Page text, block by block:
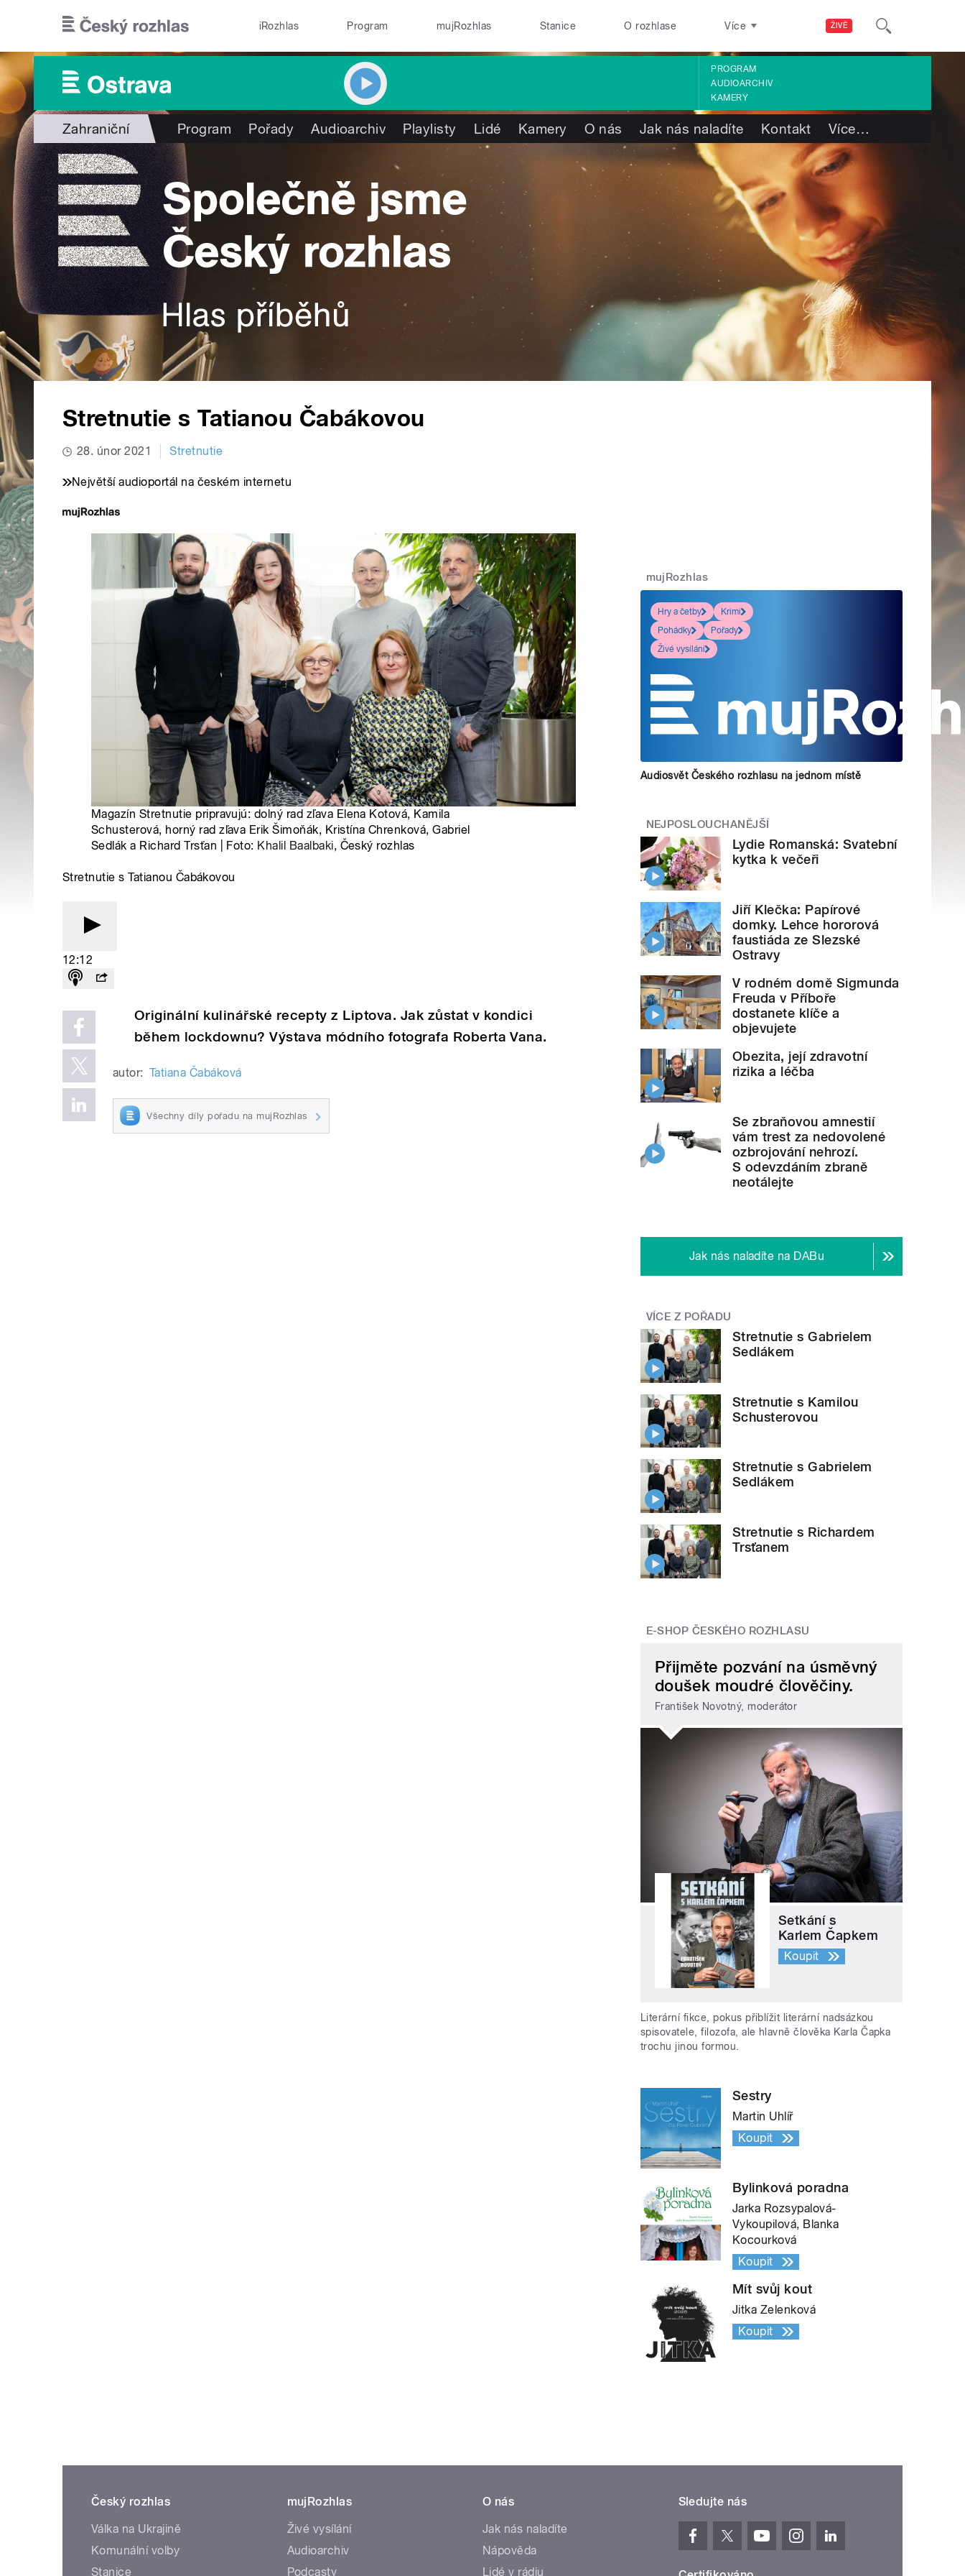
ŽIVĚ
iRozhlas Program mujRozhlas Stanice O rozhlase Více
PROGRAM
AUDIOARCHIV
KAMERY
Zahraniční Program Pořady Audioarchiv Playlisty Lidé Kamery O nás Jak nás naladíte Kontakt Více…
Stretnutie s Tatianou Čabákovou
28. únor 2021 Stretnutie
Největší audioportál na českém internetu
Magazín Stretnutie pripravujú: dolný rad zľava Elena Kotová, Kamila
Schusterová, horný rad zľava Erik Šimoňák, Kristína Chrenková, Gabriel
Sedlák a Richard Trsťan | Foto: Khalil Baalbaki, Český rozhlas
Stretnutie s Tatianou Čabákovou
12:12
Originální kulinářské recepty z Liptova. Jak zůstat v kondici
během lockdownu? Výstava módního fotografa Roberta Vana.
autor: Tatiana Čabáková
Všechny díly pořadu na mujRozhlas
mujRozhlas
Hry a četby
Krimi
Pohádky
Pořady
Živé vysílání
Audiosvět Českého rozhlasu na jednom místě
NEJPOSLOUCHANĚJŠÍ
Lydie Romanská: Svatební
kytka k večeři
Jiří Klečka: Papírové
domky. Lehce hororová
faustiáda ze Slezské
Ostravy
V rodném domě Sigmunda
Freuda v Příboře
dostanete klíče a
objevujete
Obezita, její zdravotní
rizika a léčba
Se zbraňovou amnestií
vám trest za nedovolené
ozbrojování nehrozí.
S odevzdáním zbraně
neotálejte
Jak nás naladíte na DABu
VÍCE Z POŘADU
Stretnutie s Gabrielem
Sedlákem
Stretnutie s Kamilou
Schusterovou
Stretnutie s Gabrielem
Sedlákem
Stretnutie s Richardem
Trsťanem
E-SHOP ČESKÉHO ROZHLASU
Přijměte pozvání na úsměvný
doušek moudré člověčiny.
František Novotný, moderátor
Setkání s
Karlem Čapkem
Koupit
Literární fikce, pokus přiblížit literární nadsázkou
spisovatele, filozofa, ale hlavně člověka Karla Čapka
trochu jinou formou.
Sestry
Martin Uhlíř
Koupit
Bylinková poradna
Jarka Rozsypalová-
Vykoupilová, Blanka
Kocourková
Koupit
Mít svůj kout
Jitka Zelenková
Koupit
Český rozhlas
Válka na Ukrajině
Komunální volby
Stanice
mujRozhlas
Živé vysílání
Audioarchiv
Podcasty
O nás
Jak nás naladíte
Nápověda
Lidé v rádiu
Sledujte nás